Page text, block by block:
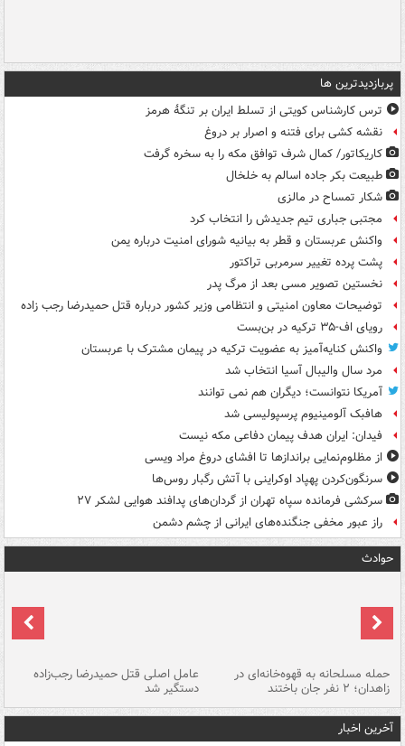
پربازدیدترین ها
ترس کارشناس کویتی از تسلط ایران بر تنگۀ هرمز
نقشه کشی برای فتنه و اصرار بر دروغ
کاریکاتور/ کمال شرف توافق مکه را به سخره گرفت
طبیعت بکر جاده اسالم به خلخال
شکار تمساح در مالزی
مجتبی جباری تیم جدیدش را انتخاب کرد
واکنش عربستان و قطر به بیانیه شورای امنیت درباره یمن
پشت پرده تغییر سرمربی تراکتور
نخستین تصویر مسی بعد از مرگ پدر
توضیحات معاون امنیتی و انتظامی وزیر کشور درباره قتل حمیدرضا رجب زاده
رویای اف-۳۵ ترکیه در بن‌بست
واکنش کنایه‌آمیز به عضویت ترکیه در پیمان مشترک با عربستان
مرد سال والیبال آسیا انتخاب شد
آمریکا نتوانست؛ دیگران هم نمی توانند
هافبک آلومینیوم پرسپولیسی شد
فیدان: ایران هدف پیمان دفاعی مکه نیست
از مظلوم‌نمایی براندازها تا افشای دروغ مراد ویسی
سرنگون‌کردن پهپاد اوکراینی با آتش رگبار روس‌ها
سرکشی فرمانده سپاه تهران از گردان‌های پدافند هوایی لشکر ۲۷
راز عبور مخفی جنگنده‌های ایرانی از چشم دشمن
حوادث
حمله مسلحانه به قهوه‌خانه‌ای در
زاهدان؛ ۲ نفر جان باختند
عامل اصلی قتل حمیدرضا رجب‌زاده
دستگیر شد
آخرین اخبار